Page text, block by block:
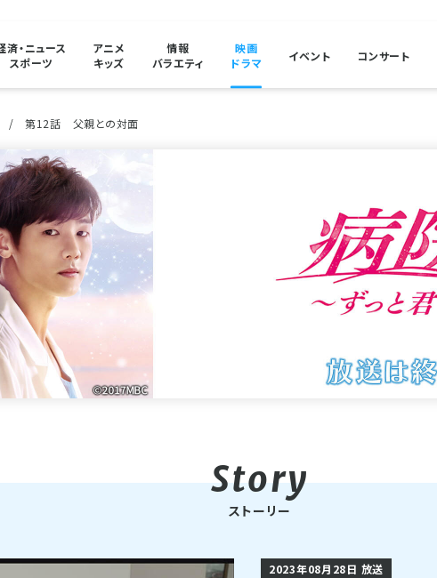
済・ニュース
スポーツ
アニメ
キッズ
情報
バラエティ
映画
ドラマ
イベント コンサート
第12話 父親との対面
ストーリー
2023年08月28日 放送